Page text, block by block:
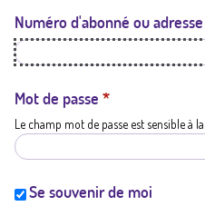
t
a
t
i
Numéro d'abonné ou
Mot de passe *
Le champ mot de passe est sensible à
Se souvenir de moi